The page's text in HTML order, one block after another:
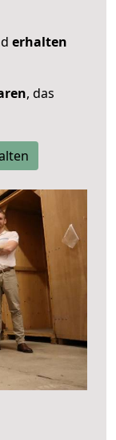
erhalten
, das